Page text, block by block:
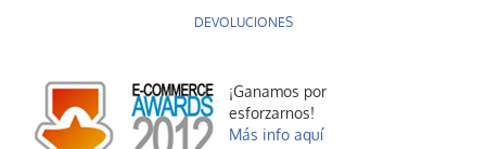
DEVOLUCIONES
¡Ganamos por
esforzarnos!
Más info aquí